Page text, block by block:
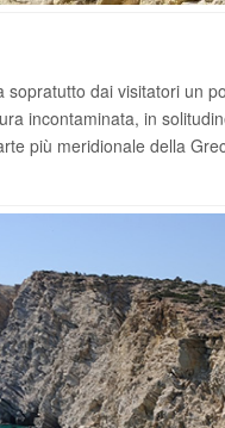
dai visitatori un
incontaminata, in
più meridionale della